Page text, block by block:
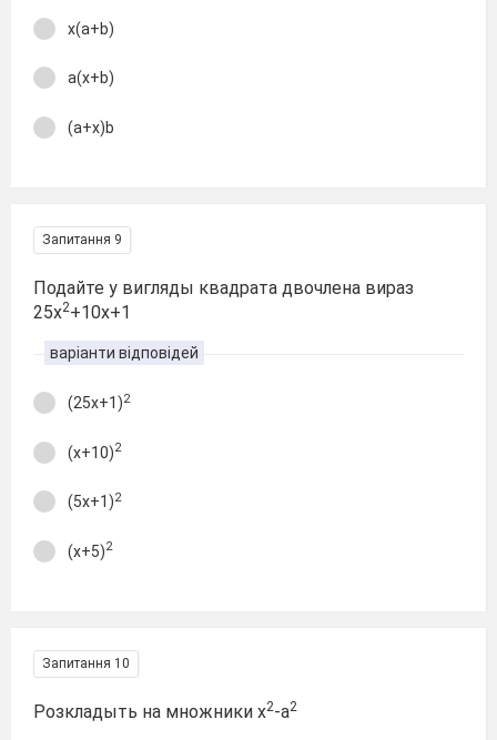
x(a+b)
a(x+b)
(a+x)b
Запитання 9
Подайте у вигляды квадрата двочлена вираз
25х2+10х+1
варіанти відповідей
(25х+1)2
(х+10)2
(5х+1)2
(х+5)2
Запитання 10
Розкладыть на множники x2-a2